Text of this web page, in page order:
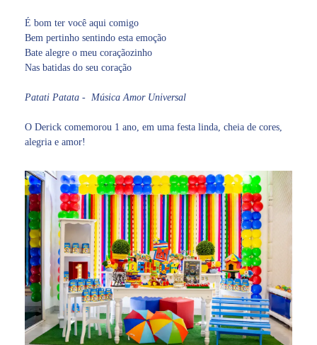
É bom ter você aqui comigo
Bem pertinho sentindo esta emoção
Bate alegre o meu coraçãozinho
Nas batidas do seu coração
Patati Patata - Música Amor Universal
O Derick comemorou 1 ano, em uma festa linda, cheia de cores,
alegria e amor!